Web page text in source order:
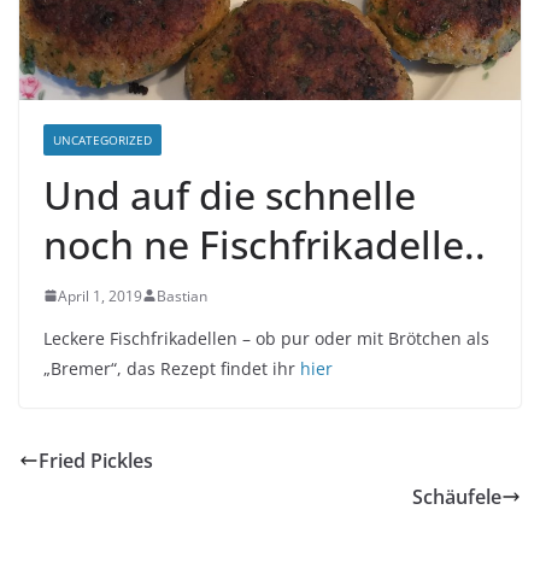
UNCATEGORIZED
Und auf die schnelle
noch ne Fischfrikadelle..
April 1, 2019 Bastian
Leckere Fischfrikadellen – ob pur oder mit Brötchen als
„Bremer“, das Rezept findet ihr hier
Fried Pickles
Schäufele